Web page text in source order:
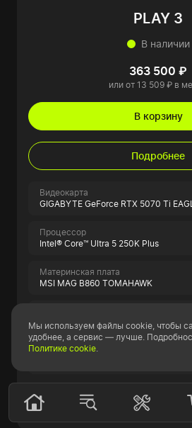
PLAY 3
В наличии
363 500 ₽
или от 13 509 ₽ в
В корзину
Подробнее
Видеокарта
GIGABYTE GeForce RTX 5070 Ti
Процессор
Intel® Core™ Ultra 5 250K Plus
Материнская плата
MSI MAG B860 TOMAHAWK
32GB ADATA XPG Lancer Blade RGB
SSD накопитель
Показать всю
Мы используем файлы cookie, чтобы
удобнее, а сервис — лучше.
Политике cookie.